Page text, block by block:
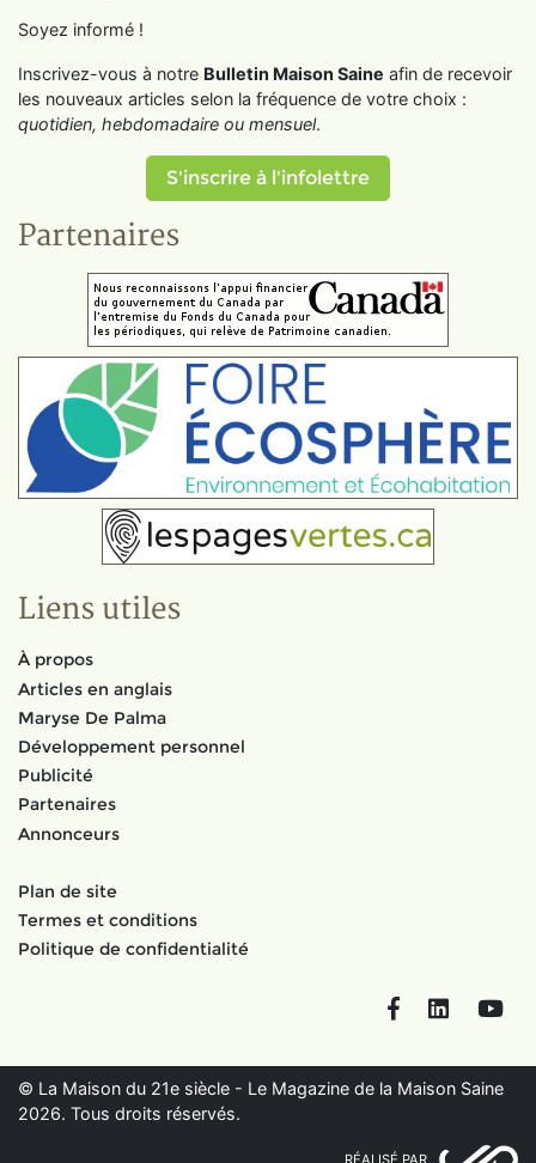
Soyez informé !
Inscrivez-vous à notre Bulletin Maison Saine afin de recevoir
les nouveaux articles selon la fréquence de votre choix :
quotidien, hebdomadaire ou mensuel.
S'inscrire à l'infolettre
Partenaires
Liens utiles
À propos
Articles en anglais
Maryse De Palma
Développement personnel
Publicité
Partenaires
Annonceurs
Plan de site
Termes et conditions
Politique de confidentialité
FacebookLinkedIn
© La Maison du 21e siècle - Le Magazine de la Maison Saine
2026. Tous droits réservés.
RÉALISÉ PAR